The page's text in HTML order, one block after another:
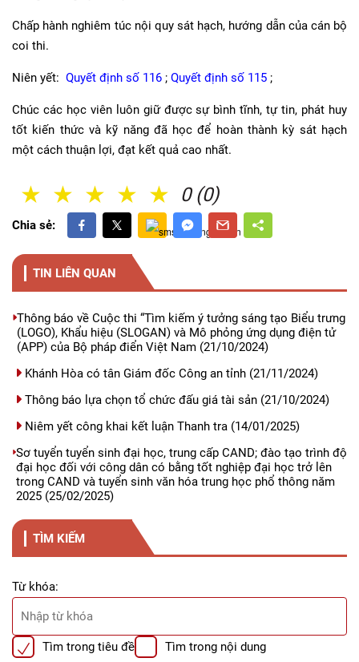
Chấp hành nghiêm túc nội quy sát hạch, hướng dẫn của cán bộ
coi thi.
Niên yết: Quyết định số 116 ; Quyết định số 115 ;
Chúc các học viên luôn giữ được sự bình tĩnh, tự tin, phát huy
tốt kiến thức và kỹ năng đã học để hoàn thành kỳ sát hạch
một cách thuận lợi, đạt kết quả cao nhất.
0 (0)
5 Sao
4 Sao
3 Sao
2 Sao
1 Sao
Chia sẻ:
TIN LIÊN QUAN
Thông báo về Cuộc thi “Tìm kiếm ý tưởng sáng tạo Biểu trưng
(LOGO), Khẩu hiệu (SLOGAN) và Mô phỏng ứng dụng điện tử
(APP) của Bộ pháp điển Việt Nam(21/10/2024)
Khánh Hòa có tân Giám đốc Công an tỉnh (21/11/2024)
Thông báo lựa chọn tổ chức đấu giá tài sản (21/10/2024)
Niêm yết công khai kết luận Thanh tra (14/01/2025)
Sơ tuyển tuyển sinh đại học, trung cấp CAND; đào tạo trình độ
đại học đối với công dân có bằng tốt nghiệp đại học trở lên
trong CAND và tuyển sinh văn hóa trung học phổ thông năm
2025(25/02/2025)
TÌM KIẾM
Từ khóa:
Tìm trong tiêu đề Tìm trong nội dung